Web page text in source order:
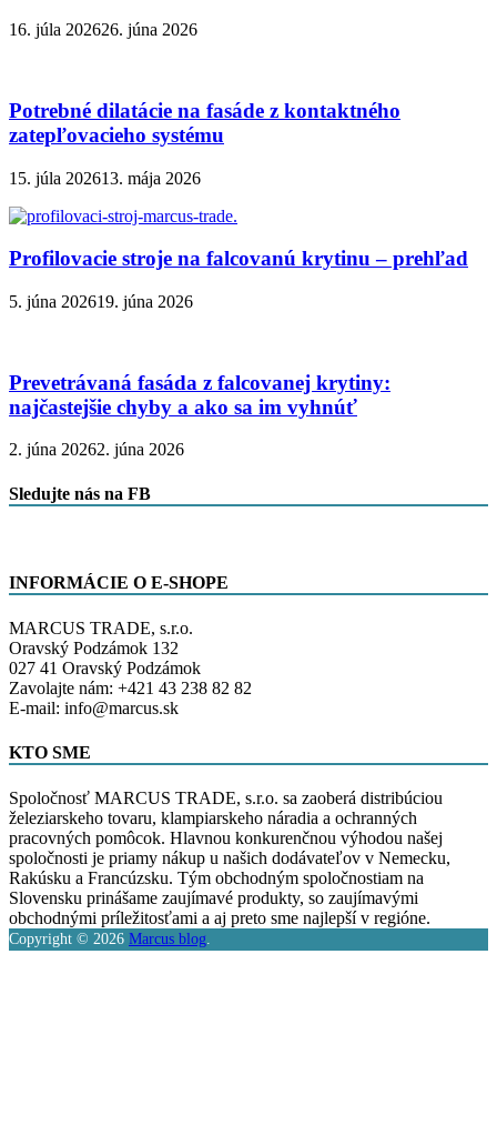
16. júla 202626. júna 2026
Potrebné dilatácie na fasáde z kontaktného
zatepľovacieho systému
15. júla 202613. mája 2026
Profilovacie stroje na falcovanú krytinu – prehľad
5. júna 202619. júna 2026
Prevetrávaná fasáda z falcovanej krytiny:
najčastejšie chyby a ako sa im vyhnúť
2. júna 20262. júna 2026
Sledujte nás na FB
INFORMÁCIE O E-SHOPE
MARCUS TRADE, s.r.o.
Oravský Podzámok 132
027 41 Oravský Podzámok
Zavolajte nám: +421 43 238 82 82
E-mail: info@marcus.sk
KTO SME
Spoločnosť MARCUS TRADE, s.r.o. sa zaoberá distribúciou
železiarskeho tovaru, klampiarskeho náradia a ochranných
pracovných pomôcok. Hlavnou konkurenčnou výhodou našej
spoločnosti je priamy nákup u našich dodávateľov v Nemecku,
Rakúsku a Francúzsku. Tým obchodným spoločnostiam na
Slovensku prinášame zaujímavé produkty, so zaujímavými
obchodnými príležitosťami a aj preto sme najlepší v regióne.
Copyright © 2026 Marcus blog.